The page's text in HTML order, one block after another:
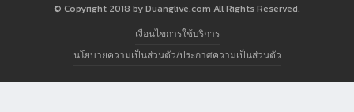
© Copyright 2018 by Duanglive.com All Rights Reserved.
เงื่อนไขการใช้บริการ
นโยบายความเป็นส่วนตัว/ประกาศความเป็นส่วนตัว